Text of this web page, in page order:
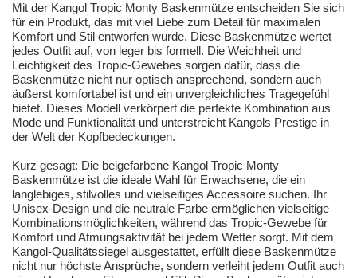
Mit der Kangol Tropic Monty Baskenmütze entscheiden Sie sich
für ein Produkt, das mit viel Liebe zum Detail für maximalen
Komfort und Stil entworfen wurde. Diese Baskenmütze wertet
jedes Outfit auf, von leger bis formell. Die Weichheit und
Leichtigkeit des Tropic-Gewebes sorgen dafür, dass die
Baskenmütze nicht nur optisch ansprechend, sondern auch
äußerst komfortabel ist und ein unvergleichliches Tragegefühl
bietet. Dieses Modell verkörpert die perfekte Kombination aus
Mode und Funktionalität und unterstreicht Kangols Prestige in
der Welt der Kopfbedeckungen.
Kurz gesagt: Die beigefarbene Kangol Tropic Monty
Baskenmütze ist die ideale Wahl für Erwachsene, die ein
langlebiges, stilvolles und vielseitiges Accessoire suchen. Ihr
Unisex-Design und die neutrale Farbe ermöglichen vielseitige
Kombinationsmöglichkeiten, während das Tropic-Gewebe für
Komfort und Atmungsaktivität bei jedem Wetter sorgt. Mit dem
Kangol-Qualitätssiegel ausgestattet, erfüllt diese Baskenmütze
nicht nur höchste Ansprüche, sondern verleiht jedem Outfit auch